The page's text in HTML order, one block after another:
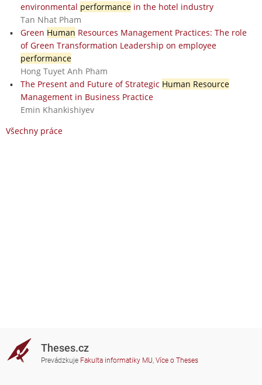
environmental performancein the hotel industry
Tan Nhat Pham
Green Human Resources Management Practices: The role
of Green Transformation Leadership on employee
performance
Hong Tuyet Anh Pham
The Present and Future of Strategic Human Resource
Management in Business Practice
Emin Khankishiyev
Všechny práce
Theses.cz
Prevádzkuje Fakulta informatiky MU, Více o Theses